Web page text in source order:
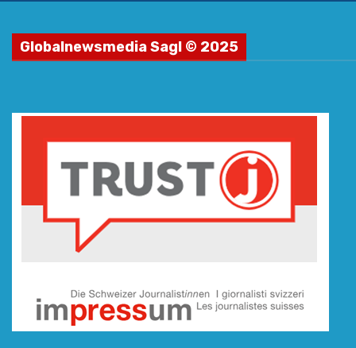
Globalnewsmedia Sagl © 2025